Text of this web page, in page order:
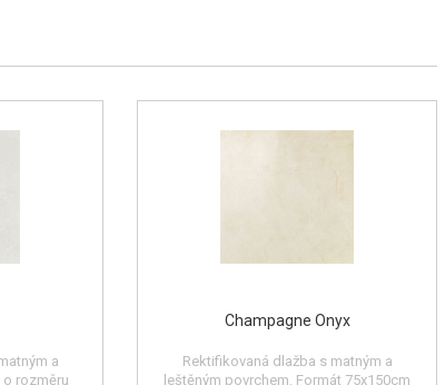
a
rozměru
Champagne Onyx
Rektifikovaná dlažba s matným a
leštěným povrchem. Formát 75x150cm